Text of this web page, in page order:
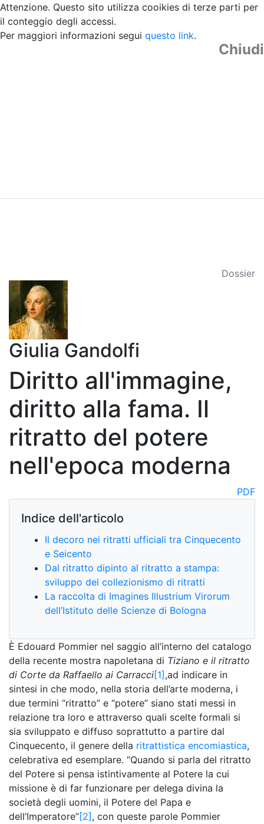
Attenzione. Questo sito utilizza cooikies di terze parti per
il conteggio degli accessi.
Per maggiori informazioni segui questo link.
Chiudi
Dossier
Giulia Gandolfi
Diritto all'immagine,
diritto alla fama. Il
ritratto del potere
nell'epoca moderna
PDF
Indice dell'articolo
Il decoro nei ritratti ufficiali tra Cinquecento
e Seicento
Dal ritratto dipinto al ritratto a stampa:
sviluppo del collezionismo di ritratti
La raccolta di Imagines Illustrium Virorum
dell’Istituto delle Scienze di Bologna
È Edouard Pommier nel saggio all’interno del catalogo
della recente mostra napoletana di Tiziano e il ritratto
di Corte da Raffaello ai Carracci[1] ,ad indicare in
sintesi in che modo, nella storia dell’arte moderna, i
due termini “ritratto” e “potere” siano stati messi in
relazione tra loro e attraverso quali scelte formali si
sia sviluppato e diffuso soprattutto a partire dal
Cinquecento, il genere della ritrattistica encomiastica,
celebrativa ed esemplare. “Quando si parla del ritratto
del Potere si pensa istintivamente al Potere la cui
missione è di far funzionare per delega divina la
società degli uomini, il Potere del Papa e
dell’Imperatore”[2] , con queste parole Pommier